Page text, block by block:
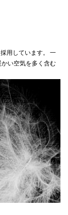
用しています。 一
い空気を多く含む